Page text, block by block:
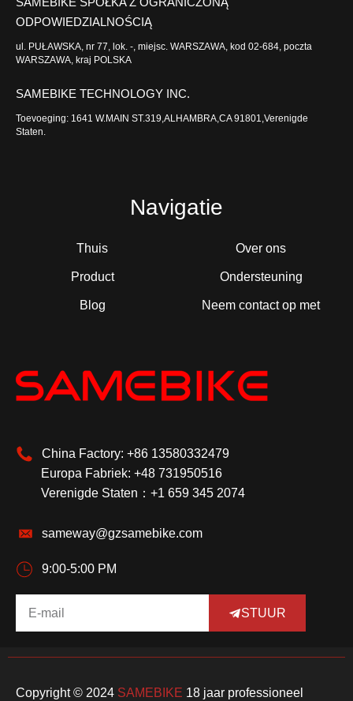
ODPOWIEDZIALNOŚCIĄ
ul. PUŁAWSKA, nr 77, lok. -, miejsc. WARSZAWA, kod 02-684, poczta
WARSZAWA, kraj POLSKA
SAMEBIKE TECHNOLOGY INC.
Toevoeging: 1641 W.MAIN ST.319,ALHAMBRA,CA 91801,Verenigde
Staten.
Navigatie
Thuis Over ons
Product Ondersteuning
Blog Neem contact op met
China Factory: +86 13580332479
Europa Fabriek: +48 731950516
Verenigde Staten：+1 659 345 2074
sameway@gzsamebike.com
9:00-5:00 PM
STUUR
Copyright © 2024 SAMEBIKE 18 jaar professioneel